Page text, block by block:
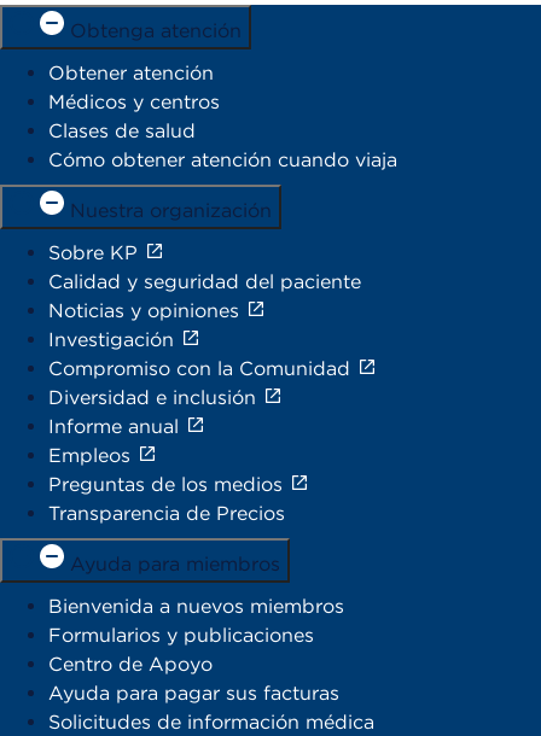
Obtenga atención
Obtener atención
Médicos y centros
Clases de salud
Cómo obtener atención cuando viaja
Nuestra organización
Sobre KP
Calidad y seguridad del paciente
Noticias y opiniones
Investigación
Compromiso con la Comunidad
Diversidad e inclusión
Informe anual
Empleos
Preguntas de los medios
Transparencia de Precios
Ayuda para miembros
Bienvenida a nuevos miembros
Formularios y publicaciones
Centro de Apoyo
Ayuda para pagar sus facturas
Solicitudes de información médica